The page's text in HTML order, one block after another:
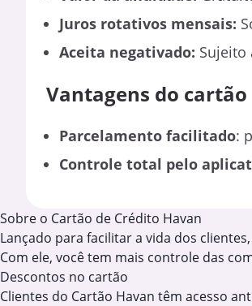
Juros rotativos mensais:
Aceita negativado: Sujeito
Vantagens do cartão
Parcelamento facilitado:
Controle total pelo
Sobre o Cartão de Crédito Havan
Lançado para facilitar a vida dos
Com ele, você tem mais controle das
Descontos no cartão
Clientes do Cartão Havan têm acesso